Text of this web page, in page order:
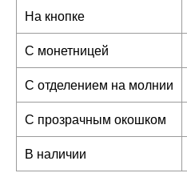
На кнопке
С монетницей
С отделением на молнии
С прозрачным окошком
В наличии